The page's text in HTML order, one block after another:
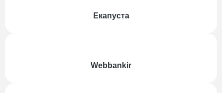
Екапуста
Webbankir